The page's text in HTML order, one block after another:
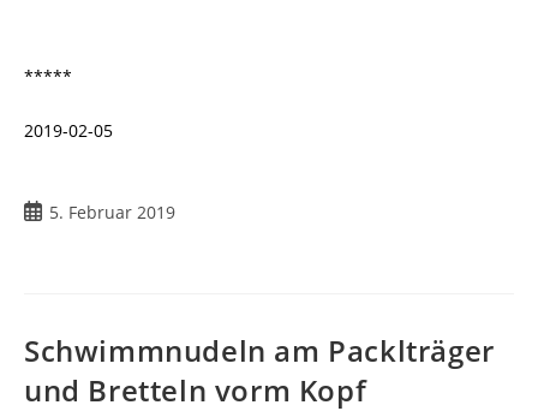
*****
2019-02-05
5. Februar 2019
Schwimmnudeln am Packlträger
und Bretteln vorm Kopf